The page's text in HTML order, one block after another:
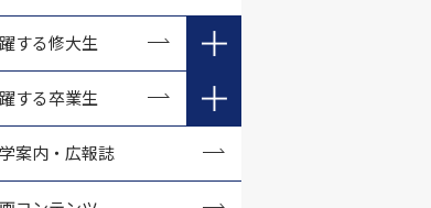
国際コミュニティ学部の教
育方針
国際政治学科の教育方針
地域行政学科の教育方針
広島修道大学大学院の教育
方針（2027年度生用）
度生以降）
手数料等（学部）
院）
各研究科の修了要件・学位
論文審査基準
学生支援
する修大生
活躍する修大生 Vol.2
活躍する修大生 Vol.4
する卒業生
活躍する卒業生 Vol.1
案内・広報誌